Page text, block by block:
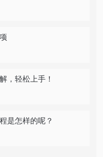
，轻松上手！
是怎样的呢？